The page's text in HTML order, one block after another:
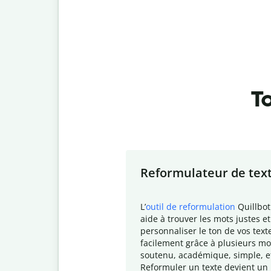
Reformulateur de
L ’outil de reformulation
aide à trouver les mots justes
personnaliser le ton de vos
facilement grâce à plusieurs
soutenu, académique, simple,
Reformuler un texte devient un